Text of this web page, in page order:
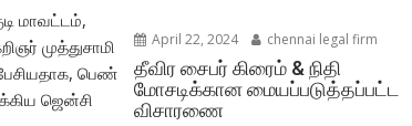
மாவட்டம்,
முத்துசாமி
பெண்
ஜென்சி
April 22, 2024 chennai legal firm
தீவிர சைபர் கிரைம் & நிதி
மோசடிக்கான மையப்படுத்தப்பட்ட
விசாரணை